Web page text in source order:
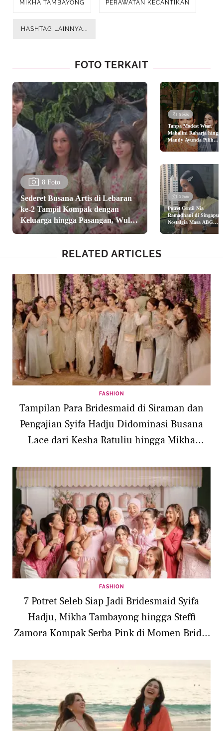
MIKHA TAMBAYONG PERAWATAN KECANTIKAN
HASHTAG LAINNYA...
FOTO TERKAIT
8 Foto
Sederet Busana Artis di Lebaran
ke-2 Tampil Kompak dengan
Keluarga hingga Pasangan, Wulan
Guritno, Maudy Ayunda, Ayu
8 Foto
Tanpa Modest Wear,
Mahalini Raharja hingga
Maudy Ayunda Pilih
Kebaya dan Kimono
5 Foto
Potret Centil Nia
Ramadhani di
Nostalgia Masa ABG
dengan Jepit Rambut
RELATED ARTICLES
FASHION
Tampilan Para Bridesmaid di Siraman dan
Pengajian Syifa Hadju Didominasi Busana
Lace dari Kesha Ratuliu hingga Mikha
FASHION
7 Potret Seleb Siap Jadi Bridesmaid Syifa
Hadju, Mikha Tambayong hingga Steffi
Zamora Kompak Serba Pink di Momen Bridal